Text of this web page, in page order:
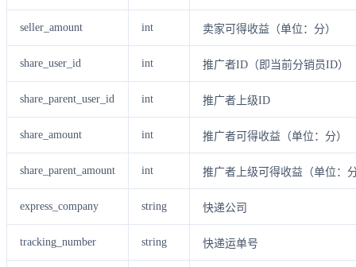
seller_amount int 卖家可得收益（单位：分）
share_user_id int 推广者ID（即当前分销员ID）
share_parent_user_id int 推广者上级ID
share_amount int 推广者可得收益（单位：分）
share_parent_amount int 推广者上级可得收益（单位：
express_company string 快递公司
tracking_number string 快递运单号